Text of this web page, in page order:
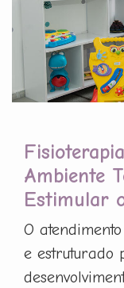
Ambiente
Estimular
O
e estruturado